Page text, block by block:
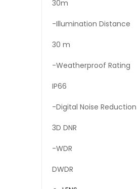
30m
-Illumination Distance
30 m
-Weatherproof Rating
IP66
-Digital Noise Reduction
3D DNR
-WDR
DWDR